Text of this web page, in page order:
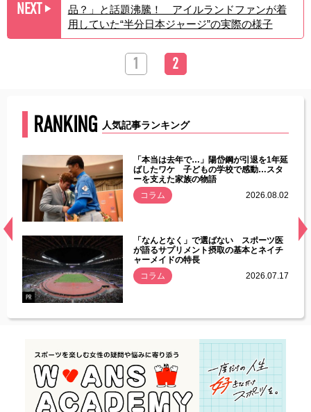
NEXT ▶︎
品？」と話題沸騰！ アイルランドファンが着
用していた“半分日本ジャージ”の実際の様子
1 2
RANKING 人気記事ランキング
常
「本当は去年で…」陽岱鋼が引退を1年延
ばしたワケ 子どもの学校で感動…スタ
ーを支えた家族の物語
コラム
2026.08.02
PR
「なんとなく」で選ばない スポーツ医
が語るサプリメント摂取の基本とネイチ
ャーメイドの特長
コラム
2026.07.17